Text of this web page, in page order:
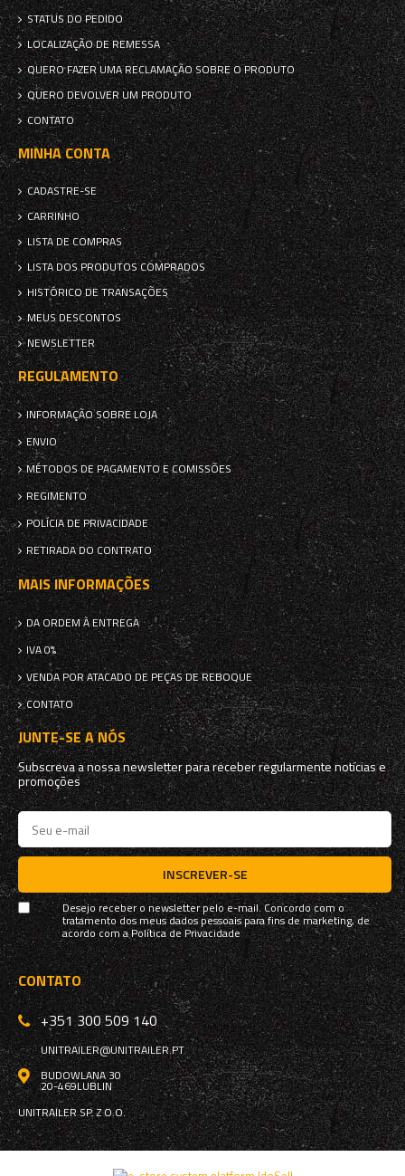
STATUS DO PEDIDO
LOCALIZAÇÃO DE REMESSA
QUERO FAZER UMA RECLAMAÇÃO SOBRE O PRODUTO
QUERO DEVOLVER UM PRODUTO
CONTATO
MINHA CONTA
CADASTRE-SE
CARRINHO
LISTA DE COMPRAS
LISTA DOS PRODUTOS COMPRADOS
HISTÓRICO DE TRANSAÇÕES
MEUS DESCONTOS
NEWSLETTER
REGULAMENTO
INFORMAÇÃO SOBRE LOJA
ENVIO
MÉTODOS DE PAGAMENTO E COMISSÕES
REGIMENTO
POLÍCIA DE PRIVACIDADE
RETIRADA DO CONTRATO
MAIS INFORMAÇÕES
DA ORDEM À ENTREGA
IVA 0%
VENDA POR ATACADO DE PEÇAS DE REBOQUE
CONTATO
JUNTE-SE A NÓS
Subscreva a nossa newsletter para receber regularmente notícias e
promoções
INSCREVER-SE
Desejo receber o newsletter pelo e-mail. Concordo com o
tratamento dos meus dados pessoais para fins de marketing, de
acordo com aPolítica de Privacidade
CONTATO
+351 300 509 140
UNITRAILER@UNITRAILER.PT
BUDOWLANA 30
20-469LUBLIN
UNITRAILER SP. Z O.O.